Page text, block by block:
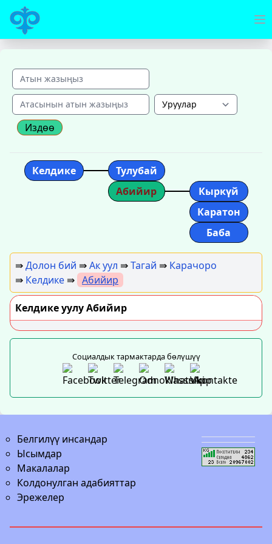
Издөө
Келдике
Тулубай
Абийир
Кыркүй
Каратон
Баба
⇛Долон бий ⇛Ак уул ⇛Тагай ⇛ Карачоро
⇛ Келдике ⇛ Абийир
Келдике уулу Абийир
Социалдык тармактарда бөлүшүү
Белгилүү инсандар
Ысымдар
Макалалар
Колдонулган адабияттар
Эрежелер